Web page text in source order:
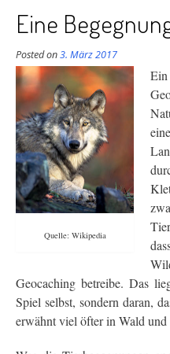
Eine
Posted on3. März 2017
Quelle: Wikipedia
Geocaching betreibe. Das
Spiel selbst, sondern daran,
erwähnt viel öfter in Wald